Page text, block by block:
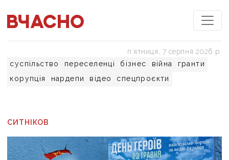
суспільство переселенці бізнес війна
гранти
корупція
нардепи відео спецпроєкти
пʼятниця, 7 серпня 2026 р.
СИТНІКОВ